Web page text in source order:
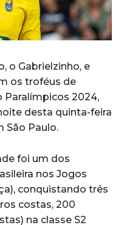
o Gabrielzinho, e
os troféus de
2024,
desta quinta-feira
São Paulo.
foi um dos
nos Jogos
conquistando três
costas, 200
na classe S2